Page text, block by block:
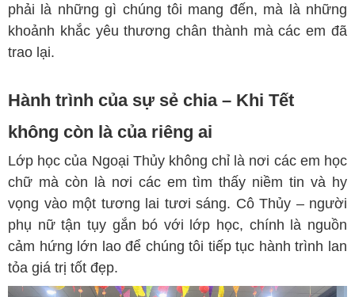
phải là những gì chúng tôi mang đến, mà là những
khoảnh khắc yêu thương chân thành mà các em đã
trao lại.
Hành trình của sự sẻ chia – Khi Tết
không còn là của riêng ai
Lớp học của Ngoại Thủy không chỉ là nơi các em học
chữ mà còn là nơi các em tìm thấy niềm tin và hy
vọng vào một tương lai tươi sáng. Cô Thủy – người
phụ nữ tận tụy gắn bó với lớp học, chính là nguồn
cảm hứng lớn lao để chúng tôi tiếp tục hành trình lan
tỏa giá trị tốt đẹp.